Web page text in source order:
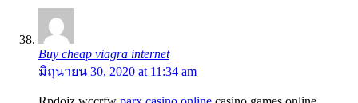
Buy cheap viagra internet
มิถุนายน 30, 2020 at 11:34 am